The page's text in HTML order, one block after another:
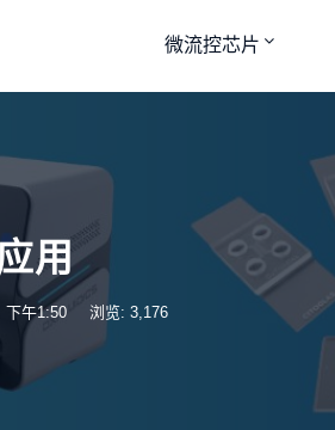
微流控芯片
用
下午1:50 浏览: 3,176